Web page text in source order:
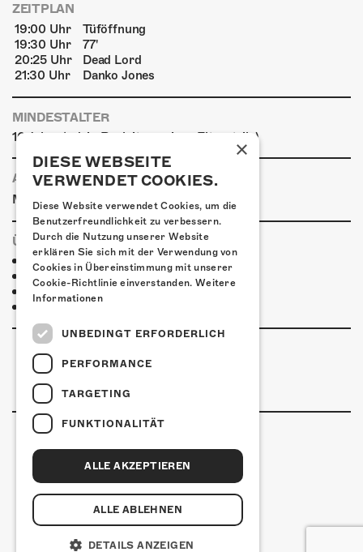
ZEITPLAN
19:00 Uhr
Tüföffnung
19:30 Uhr
77'
20:25 Uhr
Dead Lord
21:30 Uhr
Danko Jones
MINDESTALTER
16 Jahre (od. in Begleitung eines Elternteils)
ANREISE
Mit den ÖVs
| Mit dem Auto | Zu Fuss
ÜBERNACHTEN
Jugendherberge Sol. (inkl Rabatt)
Hotel Kreuz Solothurn
Hotel Astoria Solothurn
Kulturfabrik Kofmehl
Kofmehlweg 1
+41 32 621 20 60
×
DIESE WEBSEITE
VERWENDET COOKIES.
Diese Website verwendet Cookies, um die
Benutzerfreundlichkeit zu verbessern.
Durch die Nutzung unserer Website
erklären Sie sich mit der Verwendung von
Cookies in Übereinstimmung mit unserer
Cookie-Richtlinie einverstanden. Weitere
Informationen
UNBEDINGT ERFORDERLICH
PERFORMANCE
TARGETING
FUNKTIONALITÄT
ALLE AKZEPTIEREN
ALLE ABLEHNEN
DETAILS ANZEIGEN